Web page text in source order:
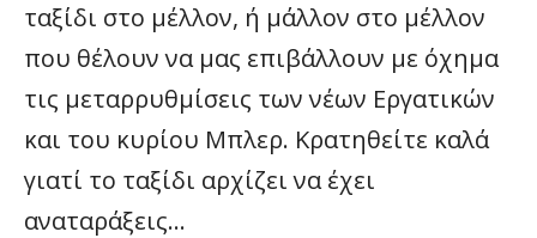
ταξίδι στο μέλλον, ή μάλλον στο μέλλον
που θέλουν να μας επιβάλλουν με όχημα
τις μεταρρυθμίσεις των νέων Εργατικών
και του κυρίου Μπλερ. Κρατηθείτε καλά
γιατί το ταξίδι αρχίζει να έχει
αναταράξεις…